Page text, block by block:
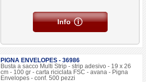
Info
PIGNA ENVELOPES - 36986
Busta a sacco Multi Strip - strip adesivo - 19 x 26
cm - 100 gr - carta riciclata FSC - avana - Pigna
Envelopes - conf. 500 pezzi